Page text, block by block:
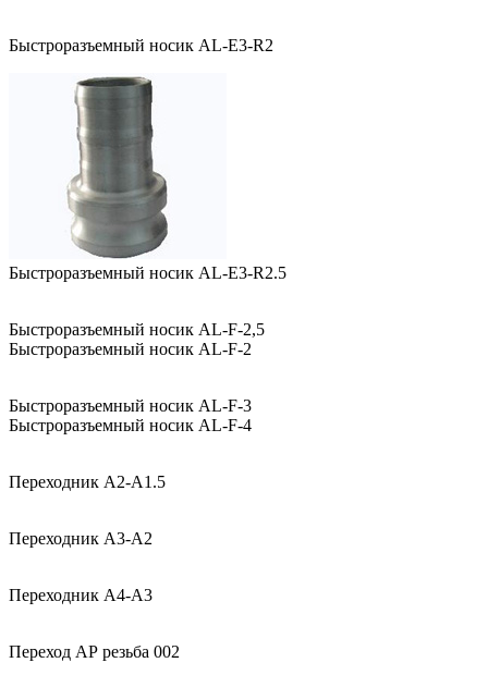
Быстроразъемный носик AL-E3-R2
Быстроразъемный носик AL-E3-R2.5
Быстроразъемный носик AL-F-2,5
Быстроразъемный носик AL-F-2
Быстроразъемный носик AL-F-3
Быстроразъемный носик AL-F-4
Переходник A2-A1.5
Переходник A3-A2
Переходник A4-A3
Переход АР резьба 002